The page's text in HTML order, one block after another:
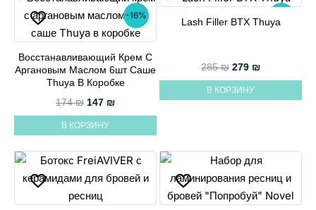
-16%
Восстанавливающий Крем С
Аргановым Маслом 6шт Саше
Thuya В Коробке
174₪ Первоначальная цена составляла 174 ₪.
147 ₪Текущая цена: 147 ₪.
В КОРЗИНУ
Lash Filler BTX Thuya
285₪ 279 ₪Текущая
В КОРЗИНУ